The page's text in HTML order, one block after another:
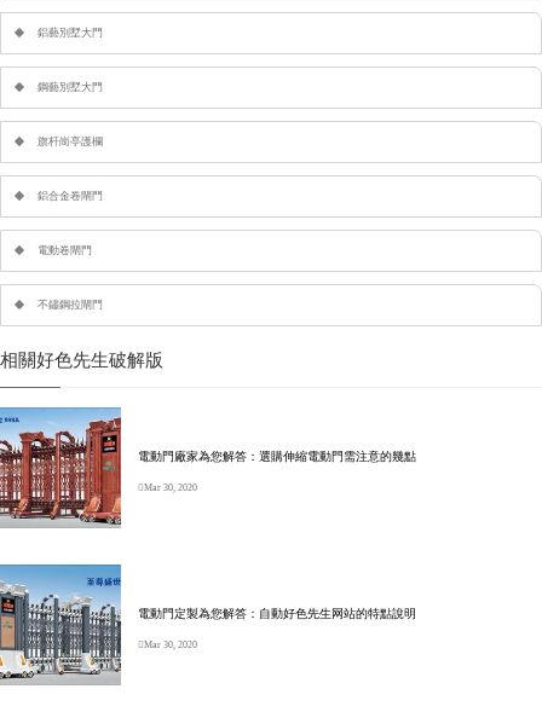
鋁藝別墅大門
鋼藝別墅大門
旗杆崗亭護欄
鋁合金卷閘門
電動卷閘門
不鏽鋼拉閘門
相關好色先生破解版
電動門廠家為您解答：選購伸縮電動門需注意的幾點
Mar 30, 2020
電動門定製為您解答：自動好色先生网站的特點說明
Mar 30, 2020